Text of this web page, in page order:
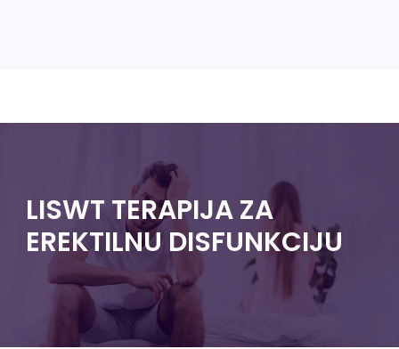
LISWT TERAPIJA ZA
EREKTILNU DISFUNKCIJU